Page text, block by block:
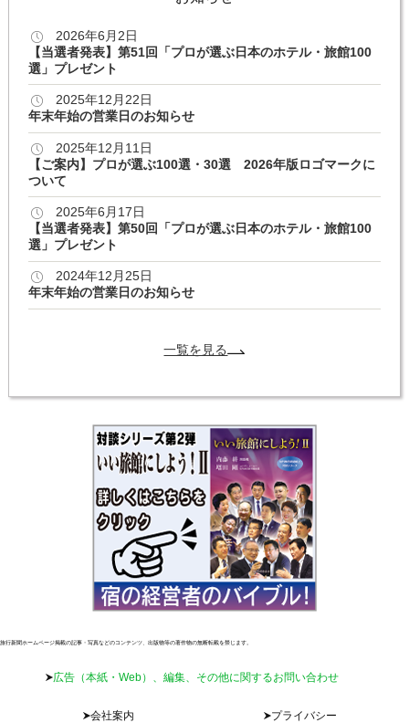
2026年6月2日
【当選者発表】第51回「プロが選ぶ日本のホテル・旅館100
選」プレゼント
2025年12月22日
年末年始の営業日のお知らせ
2025年12月11日
【ご案内】プロが選ぶ100選・30選 2026年版ロゴマークに
ついて
2025年6月17日
【当選者発表】第50回「プロが選ぶ日本のホテル・旅館100
選」プレゼント
2024年12月25日
年末年始の営業日のお知らせ
一覧を見る
旅行新聞ホームページ掲載の記事・写真などのコンテンツ、出版物等の著作物の無断転載を禁じます。
広告（本紙・Web）、編集、その他に関するお問い合わせ
会社案内
プライバシー